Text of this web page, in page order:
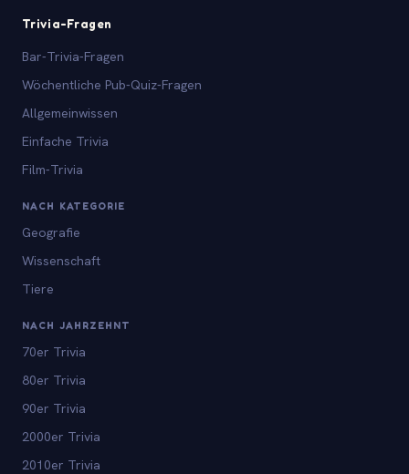
Trivia-Fragen
Bar-Trivia-Fragen
Wöchentliche Pub-Quiz-Fragen
Allgemeinwissen
Einfache Trivia
Film-Trivia
NACH KATEGORIE
Geografie
Wissenschaft
Tiere
NACH JAHRZEHNT
70er Trivia
80er Trivia
90er Trivia
2000er Trivia
2010er Trivia